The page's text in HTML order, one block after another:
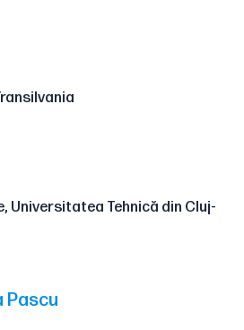
Universitatea Tehnică din Cluj-
Pascu